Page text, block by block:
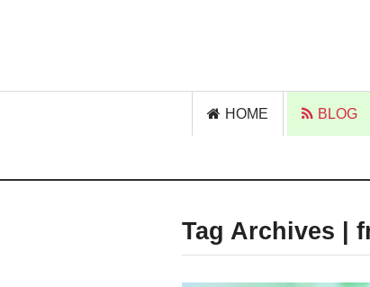
HOME BLOG
Tag Archives |